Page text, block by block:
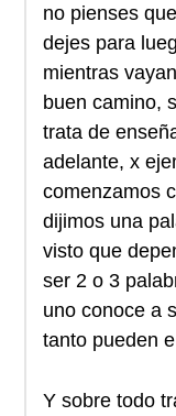
no pienses
dejes para
mientras
buen camino,
trata de
adelante, x
comenzamos
dijimos una
visto que
ser 2 o 3
uno conoce a
tanto pueden
Y sobre todo